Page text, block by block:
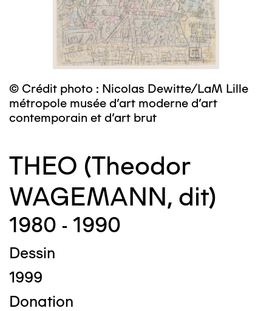
© Crédit photo : Nicolas Dewitte/LaM Lille
métropole musée d’art moderne d’art
contemporain et d’art brut
THEO (Theodor
WAGEMANN, dit)
1980 - 1990
Dessin
1999
Donation